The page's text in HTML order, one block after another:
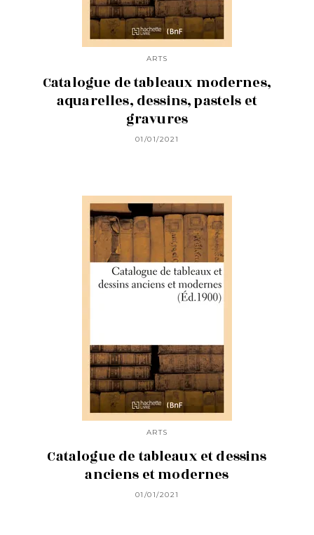
ARTS
Catalogue de tableaux modernes,
aquarelles, dessins, pastels et
gravures
01/01/2021
ARTS
Catalogue de tableaux et dessins
anciens et modernes
01/01/2021